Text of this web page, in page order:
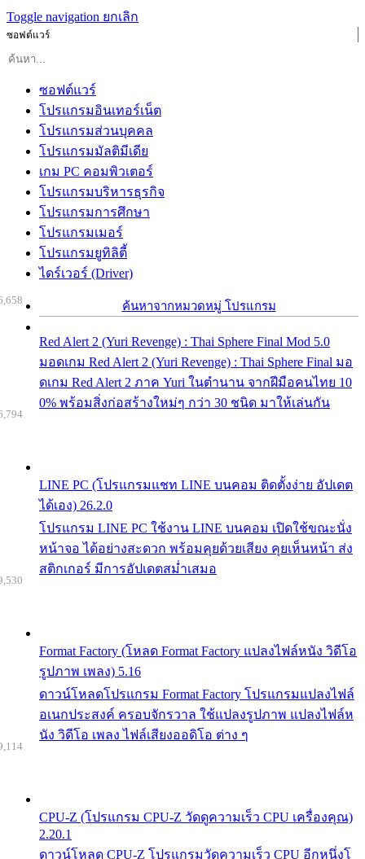
Toggle navigation ยกเลิก
ซอฟต์แวร์
ซอฟต์แวร์
โปรแกรมอินเทอร์เน็ต
โปรแกรมส่วนบุคคล
โปรแกรมมัลติมีเดีย
เกม PC คอมพิวเตอร์
โปรแกรมบริหารธุรกิจ
โปรแกรมการศึกษา
โปรแกรมเมอร์
โปรแกรมยูทิลิตี้
ไดร์เวอร์ (Driver)
ค้นหาจากหมวดหมู่ โปรแกรม
Red Alert 2 (Yuri Revenge) : Thai Sphere Final Mod 5.0
มอดเกม Red Alert 2 (Yuri Revenge) : Thai Sphere Final มอ
ดเกม Red Alert 2 ภาค Yuri ในตำนาน จากฝีมือคนไทย 10
0% พร้อมสิ่งก่อสร้างใหม่ๆ กว่า 30 ชนิด มาให้เล่นกัน
LINE PC (โปรแกรมแชท LINE บนคอม ติดตั้งง่าย อัปเดต
ได้เอง) 26.2.0
โปรแกรม LINE PC ใช้งาน LINE บนคอม เปิดใช้ขณะนั่ง
หน้าจอ ได้อย่างสะดวก พร้อมคุยด้วยเสียง คุยเห็นหน้า ส่ง
สติกเกอร์ มีการอัปเดตสม่ำเสมอ
Format Factory (โหลด Format Factory แปลงไฟล์หนัง วิดีโอ
รูปภาพ เพลง) 5.16
ดาวน์โหลดโปรแกรม Format Factory โปรแกรมแปลงไฟล์
อเนกประสงค์ ครอบจักรวาล ใช้แปลงรูปภาพ แปลงไฟล์ห
นัง วิดีโอ เพลง ไฟล์เสียงออดิโอ ต่าง ๆ
CPU-Z (โปรแกรม CPU-Z วัดดูความเร็ว CPU เครื่องคุณ)
2.20.1
ดาวน์โหลด CPU-Z โปรแกรมวัดความเร็ว CPU อีกหนึ่งโ